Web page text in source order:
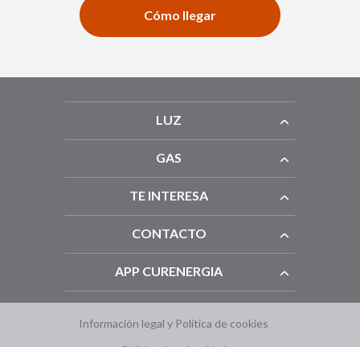
Cómo llegar
LUZ
GAS
TE INTERESA
CONTACTO
APP CURENERGIA
Información legal y Política de cookies